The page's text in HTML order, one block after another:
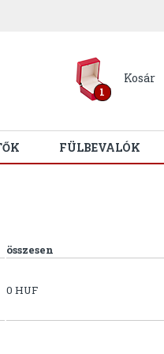
1
Kosár
FÜLBEVALÓK
összesen
0 HUF